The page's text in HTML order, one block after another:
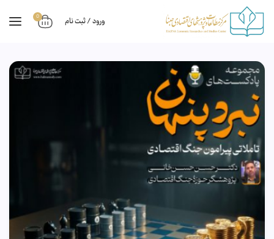
ورود / ثبت نام 0